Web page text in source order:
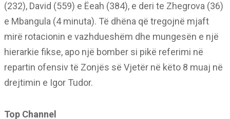
(232), David (559) e Ëeah (384), e deri te Zhegrova (36)
e Mbangula (4 minuta). Të dhëna që tregojnë mjaft
mirë rotacionin e vazhdueshëm dhe mungesën e një
hierarkie fikse, apo një bomber si pikë referimi në
repartin ofensiv të Zonjës së Vjetër në këto 8 muaj në
drejtimin e Igor Tudor.
Top Channel